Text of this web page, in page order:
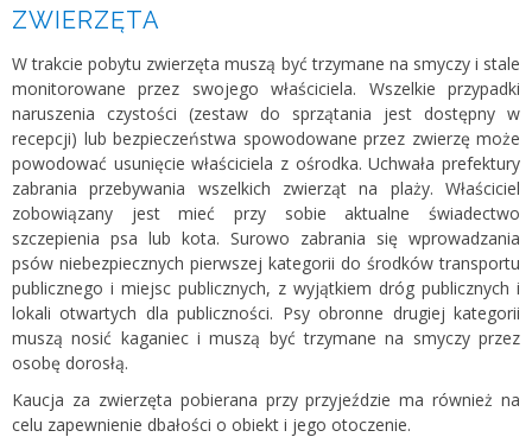
ZWIERZĘTA
W trakcie pobytu zwierzęta muszą być trzymane na smyczy i stale
monitorowane przez swojego właściciela. Wszelkie przypadki
naruszenia czystości (zestaw do sprzątania jest dostępny w
recepcji) lub bezpieczeństwa spowodowane przez zwierzę może
powodować usunięcie właściciela z ośrodka. Uchwała prefektury
zabrania przebywania wszelkich zwierząt na plaży. Właściciel
zobowiązany jest mieć przy sobie aktualne świadectwo
szczepienia psa lub kota. Surowo zabrania się wprowadzania
psów niebezpiecznych pierwszej kategorii do środków transportu
publicznego i miejsc publicznych, z wyjątkiem dróg publicznych i
lokali otwartych dla publiczności. Psy obronne drugiej kategorii
muszą nosić kaganiec i muszą być trzymane na smyczy przez
osobę dorosłą.
Kaucja za zwierzęta pobierana przy przyjeździe ma również na
celu zapewnienie dbałości o obiekt i jego otoczenie.